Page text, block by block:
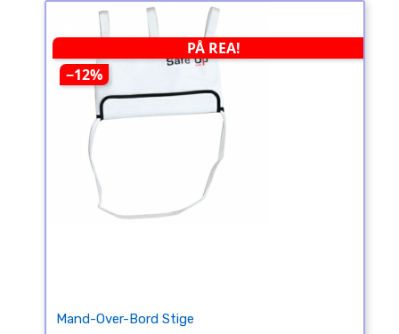
PÅ REA!
−12%
Mand-Over-Bord Stige